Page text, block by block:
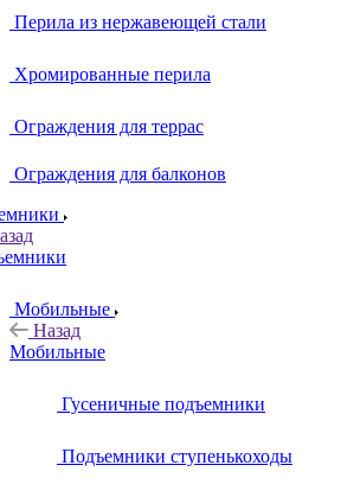
Перила из нержавеющей стали
Хромированные перила
Ограждения для террас
Ограждения для балконов
Мобильные
Назад
Мобильные
Гусеничные подъемники
Подъемники ступенькоходы